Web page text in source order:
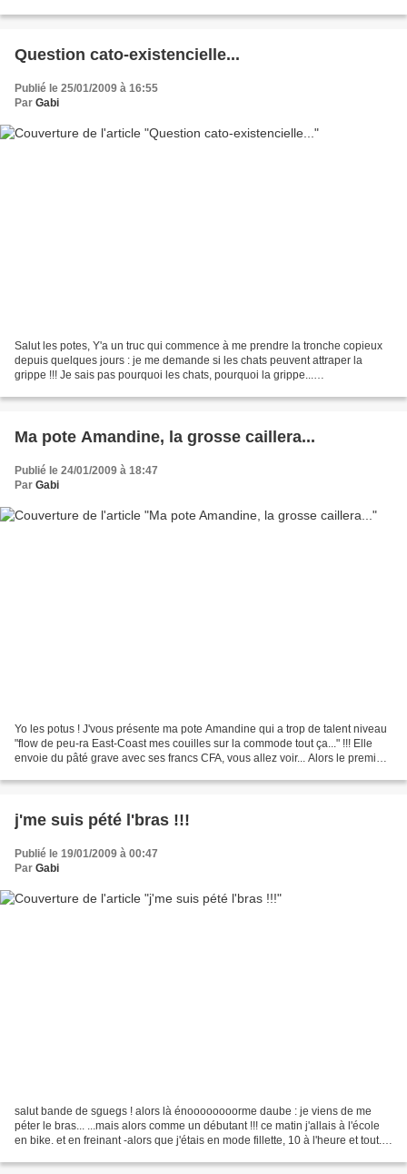
Question cato-existencielle...
Publié le 25/01/2009 à 16:55
Par Gabi
Salut les potes, Y'a un truc qui commence à me prendre la tronche copieux
depuis quelques jours : je me demande si les chats peuvent attraper la
grippe !!! Je sais pas pourquoi les chats, pourquoi la grippe...
Ma pote Amandine, la grosse caillera...
Publié le 24/01/2009 à 18:47
Par Gabi
Yo les potus ! J'vous présente ma pote Amandine qui a trop de talent niveau
"flow de peu-ra East-Coast mes couilles sur la commode tout ça..." !!! Elle
envoie du pâté grave avec ses francs CFA, vous allez voir... Alors le premier
j'me suis pété l'bras !!!
Publié le 19/01/2009 à 00:47
Par Gabi
salut bande de sguegs ! alors là énoooooooorme daube : je viens de me
péter le bras... ...mais alors comme un débutant !!! ce matin j'allais à l'école
en bike. et en freinant -alors que j'étais en mode fillette, 10 à l'heure et tout...-